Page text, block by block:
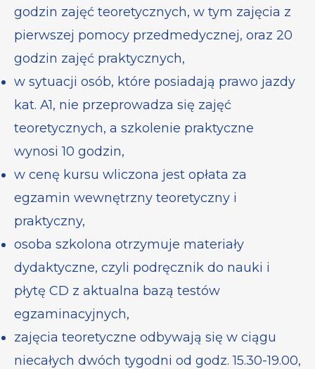
godzin zajęć teoretycznych, w tym zajęcia z
pierwszej pomocy przedmedycznej, oraz 20
godzin zajęć praktycznych,
w sytuacji osób, które posiadają prawo jazdy
kat. A1, nie przeprowadza się zajęć
teoretycznych, a szkolenie praktyczne
wynosi 10 godzin,
w cenę kursu wliczona jest opłata za
egzamin wewnętrzny teoretyczny i
praktyczny,
osoba szkolona otrzymuje materiały
dydaktyczne, czyli podręcznik do nauki i
płytę CD z aktualna bazą testów
egzaminacyjnych,
zajęcia teoretyczne odbywają się w ciągu
niecałych dwóch tygodni od godz. 15.30-19.00,